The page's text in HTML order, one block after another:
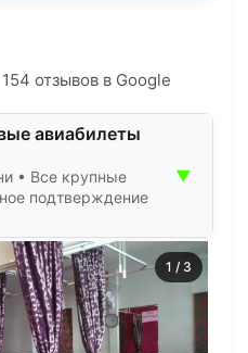
отзывов в Google
авиабилеты
• Все крупные
подтверждение
▼
1 / 3